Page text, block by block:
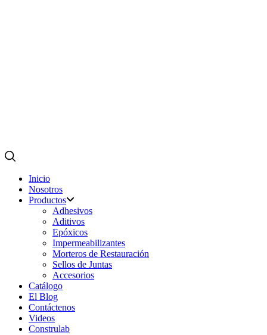
Inicio
Nosotros
Productos
Adhesivos
Aditivos
Epóxicos
Impermeabilizantes
Morteros de Restauración
Sellos de Juntas
Accesorios
Catálogo
El Blog
Contáctenos
Videos
Construlab